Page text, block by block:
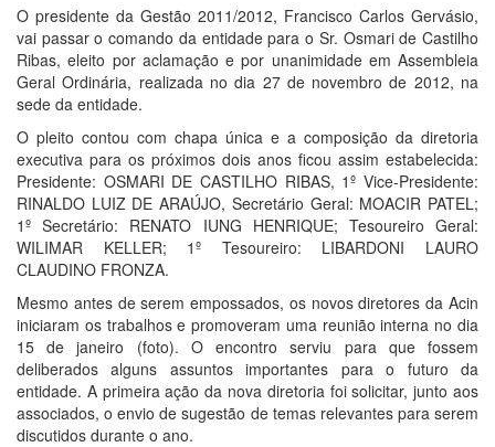
O presidente da Gestão 2011/2012, Francisco Carlos Gervásio,
vai passar o comando da entidade para o Sr. Osmari de Castilho
Ribas, eleito por aclamação e por unanimidade em Assembleia
Geral Ordinária, realizada no dia 27 de novembro de 2012, na
sede da entidade.
O pleito contou com chapa única e a composição da diretoria
executiva para os próximos dois anos ficou assim estabelecida:
Presidente: OSMARI DE CASTILHO RIBAS, 1º Vice-Presidente:
RINALDO LUIZ DE ARAÚJO, Secretário Geral: MOACIR PATEL;
1º Secretário: RENATO IUNG HENRIQUE; Tesoureiro Geral:
WILIMAR KELLER; 1º Tesoureiro: LIBARDONI LAURO
CLAUDINO FRONZA.
Mesmo antes de serem empossados, os novos diretores da Acin
iniciaram os trabalhos e promoveram uma reunião interna no dia
15 de janeiro (foto). O encontro serviu para que fossem
deliberados alguns assuntos importantes para o futuro da
entidade. A primeira ação da nova diretoria foi solicitar, junto aos
associados, o envio de sugestão de temas relevantes para serem
discutidos durante o ano.